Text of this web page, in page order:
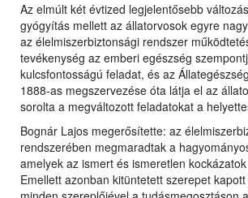
Az elmúlt két évtized legjelentősebb
gyógyítás mellett az állatorvosok egyre
az élelmiszerbiztonsági rendszer
tevékenység az emberi egészség
kulcsfontosságú feladat, és az
1888-as megszervezése óta látja el az
sorolta a megváltozott feladatokat a
Bognár Lajos megerősítette: az
rendszerében megmaradtak a
amelyek az ismert és ismeretlen
Emellett azonban kitüntetett szerepet